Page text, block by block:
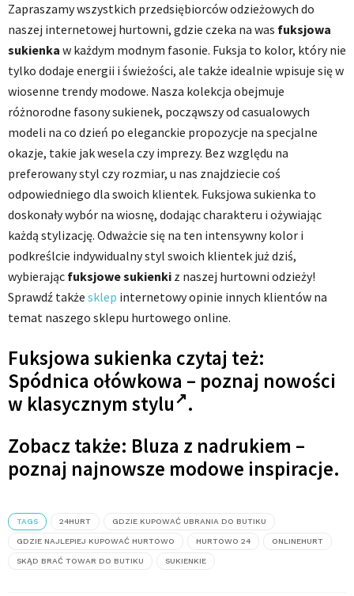
Zapraszamy wszystkich przedsiębiorców odzieżowych do
naszej internetowej hurtowni, gdzie czeka na was fuksjowa
sukienka w każdym modnym fasonie. Fuksja to kolor, który nie
tylko dodaje energii i świeżości, ale także idealnie wpisuje się w
wiosenne trendy modowe. Nasza kolekcja obejmuje
różnorodne fasony sukienek, począwszy od casualowych
modeli na co dzień po eleganckie propozycje na specjalne
okazje, takie jak wesela czy imprezy. Bez względu na
preferowany styl czy rozmiar, u nas znajdziecie coś
odpowiedniego dla swoich klientek. Fuksjowa sukienka to
doskonały wybór na wiosnę, dodając charakteru i ożywiając
każdą stylizację. Odważcie się na ten intensywny kolor i
podkreślcie indywidualny styl swoich klientek już dziś,
wybierając fuksjowe sukienki z naszej hurtowni odzieży!
Sprawdź także sklep internetowy opinie innych klientów na
temat naszego sklepu hurtowego online.
Fuksjowa sukienka czytaj też:
Spódnica ołówkowa – poznaj nowości
w klasycznym stylu
.
Zobacz także: Bluza z nadrukiem –
poznaj najnowsze modowe inspiracje.
TAGS 24HURT GDZIE KUPOWAĆ UBRANIA DO BUTIKU
GDZIE NAJLEPIEJ KUPOWAĆ HURTOWO HURTOWO 24 ONLINEHURT
SKĄD BRAĆ TOWAR DO BUTIKU SUKIENKIE